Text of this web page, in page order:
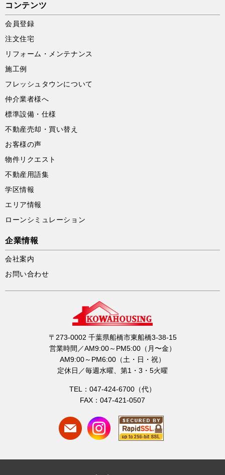
コンテンツ
会員登録
注文住宅
リフォーム・メンテナンス
施工例
フレッシュタウンについて
仲介業者様へ
標準設備・仕様
不動産売却・買い替え
お客様の声
物件リクエスト
不動産用語集
学区情報
エリア情報
ローンシミュレーション
企業情報
会社案内
お問い合わせ
〒273-0002 千葉県船橋市東船橋3-38-15
営業時間／AM9:00～PM5:00（月〜金）
AM9:00～PM6:00（土・日・祝）
定休日／毎週水曜、第1・3・5火曜
TEL：047-424-6700（代）
FAX：047-421-0507